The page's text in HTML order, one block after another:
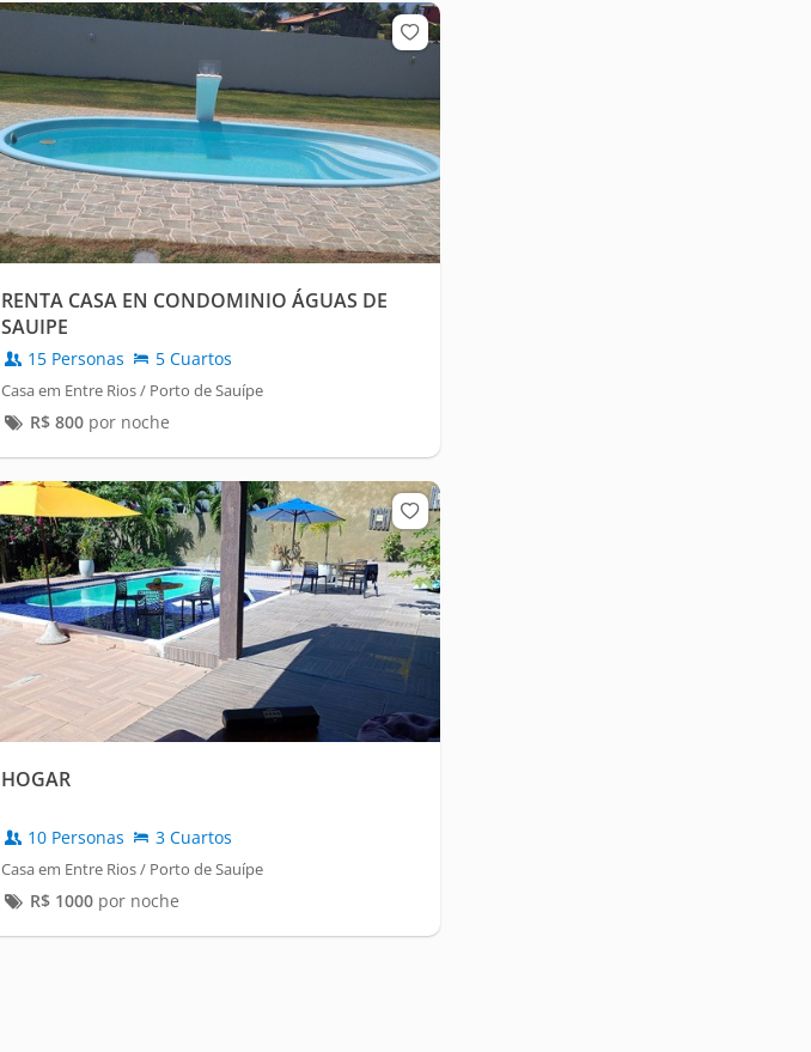
RENTA CASA EN CONDOMINIO ÁGUAS DE
SAUIPE
15 Personas 5 Cuartos
Casa em Entre Rios / Porto de Sauípe
R$ 800por noche
HOGAR
10 Personas 3 Cuartos
Casa em Entre Rios / Porto de Sauípe
R$ 1000por noche